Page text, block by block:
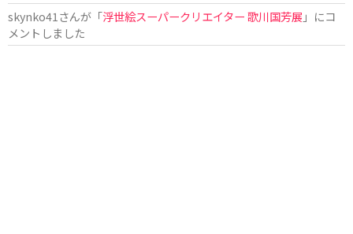
skynko41 さんが「浮世絵スーパークリエイター 歌川国芳展 」にコ
メントしました